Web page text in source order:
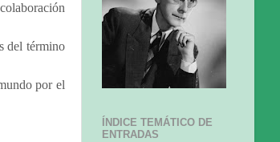
del término
por el
ÍNDICE TEMÁTICO DE
ENTRADAS